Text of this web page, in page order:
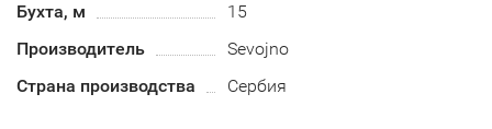
Бухта, м
15
Производитель
Sevojno
Страна производства
Сербия